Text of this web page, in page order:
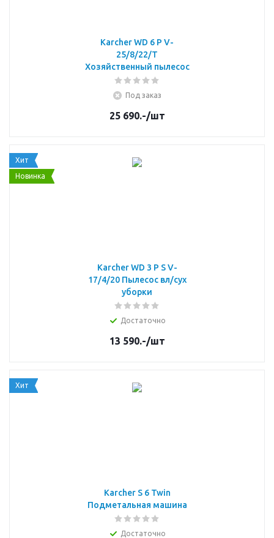
Karcher WD 6 P V-
25/8/22/T
Хозяйственный пылесос
Под заказ
25 690.-/шт
Хит
Новинка
Karcher WD 3 P S V-
17/4/20 Пылесос вл/сух
уборки
Достаточно
13 590.-/шт
Хит
Karcher S 6 Twin
Подметальная машина
Достаточно